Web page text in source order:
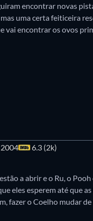
encontrar novas
uma certa feiticeira
vai encontrar os ovos
2004 6.3 (2k)
a abrir e o Ru, o
eles esperem até que
fazer o Coelho mudar